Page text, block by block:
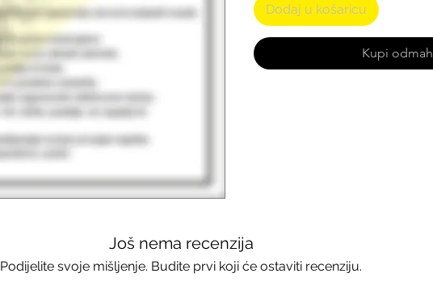
Dodaj u košaricu
Kupi odmah
Još nema recenzija
Podijelite svoje mišljenje. Budite prvi koji će ostaviti recenziju.